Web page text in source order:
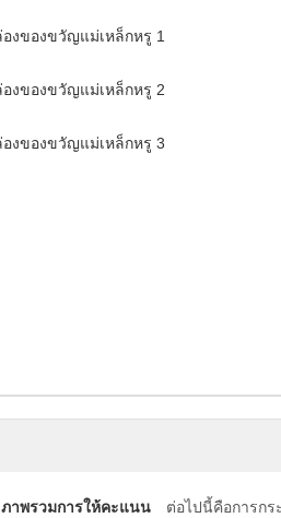
ภาพรวมการให้คะแนน
ต่อไปนี้คือการกร